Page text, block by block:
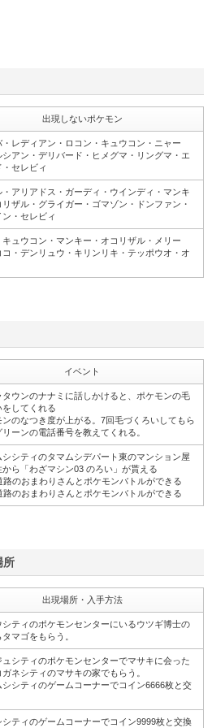
出現しないポケモン
・レディアン・ロコン・キュウコン・ニャー
シアン・デリバード・ヒメグマ・リングマ・エ
・セレビィ
・アリアドス・ガーディ・ウインディ・マンキ
リザル・グライガー・ゴマゾン・ドンファン・
ン・セレビィ
キュウコン・マンキー・オコリザル・メリー
コ・デンリュウ・キリンリキ・テッポウオ・オ
イベント
ウンのナナミに話しかけると、ポケモンの毛
をしてくれる
のなつき度が上がる。7回毛づくろいしてもら
リーンの電話番号を教えてくれる。
シティのタマムシデパート東のマンション屋
から「わざマシン03 のろい」が貰える
のおまわりさんとポケモンバトルができる
のおまわりさんとポケモンバトルができる
所
出現場所・入手方法
シティのポケモンセンターにいるウツギ博士の
マゴをもらう。
シティのポケモンセンターでマサキに会った
ネシティのマサキの家でもらう。
シティのゲームコーナーでコイン6666枚と交
シティのゲームコーナーでコイン9999枚と交換